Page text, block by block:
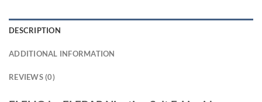
DESCRIPTION
ADDITIONAL INFORMATION
REVIEWS (0)